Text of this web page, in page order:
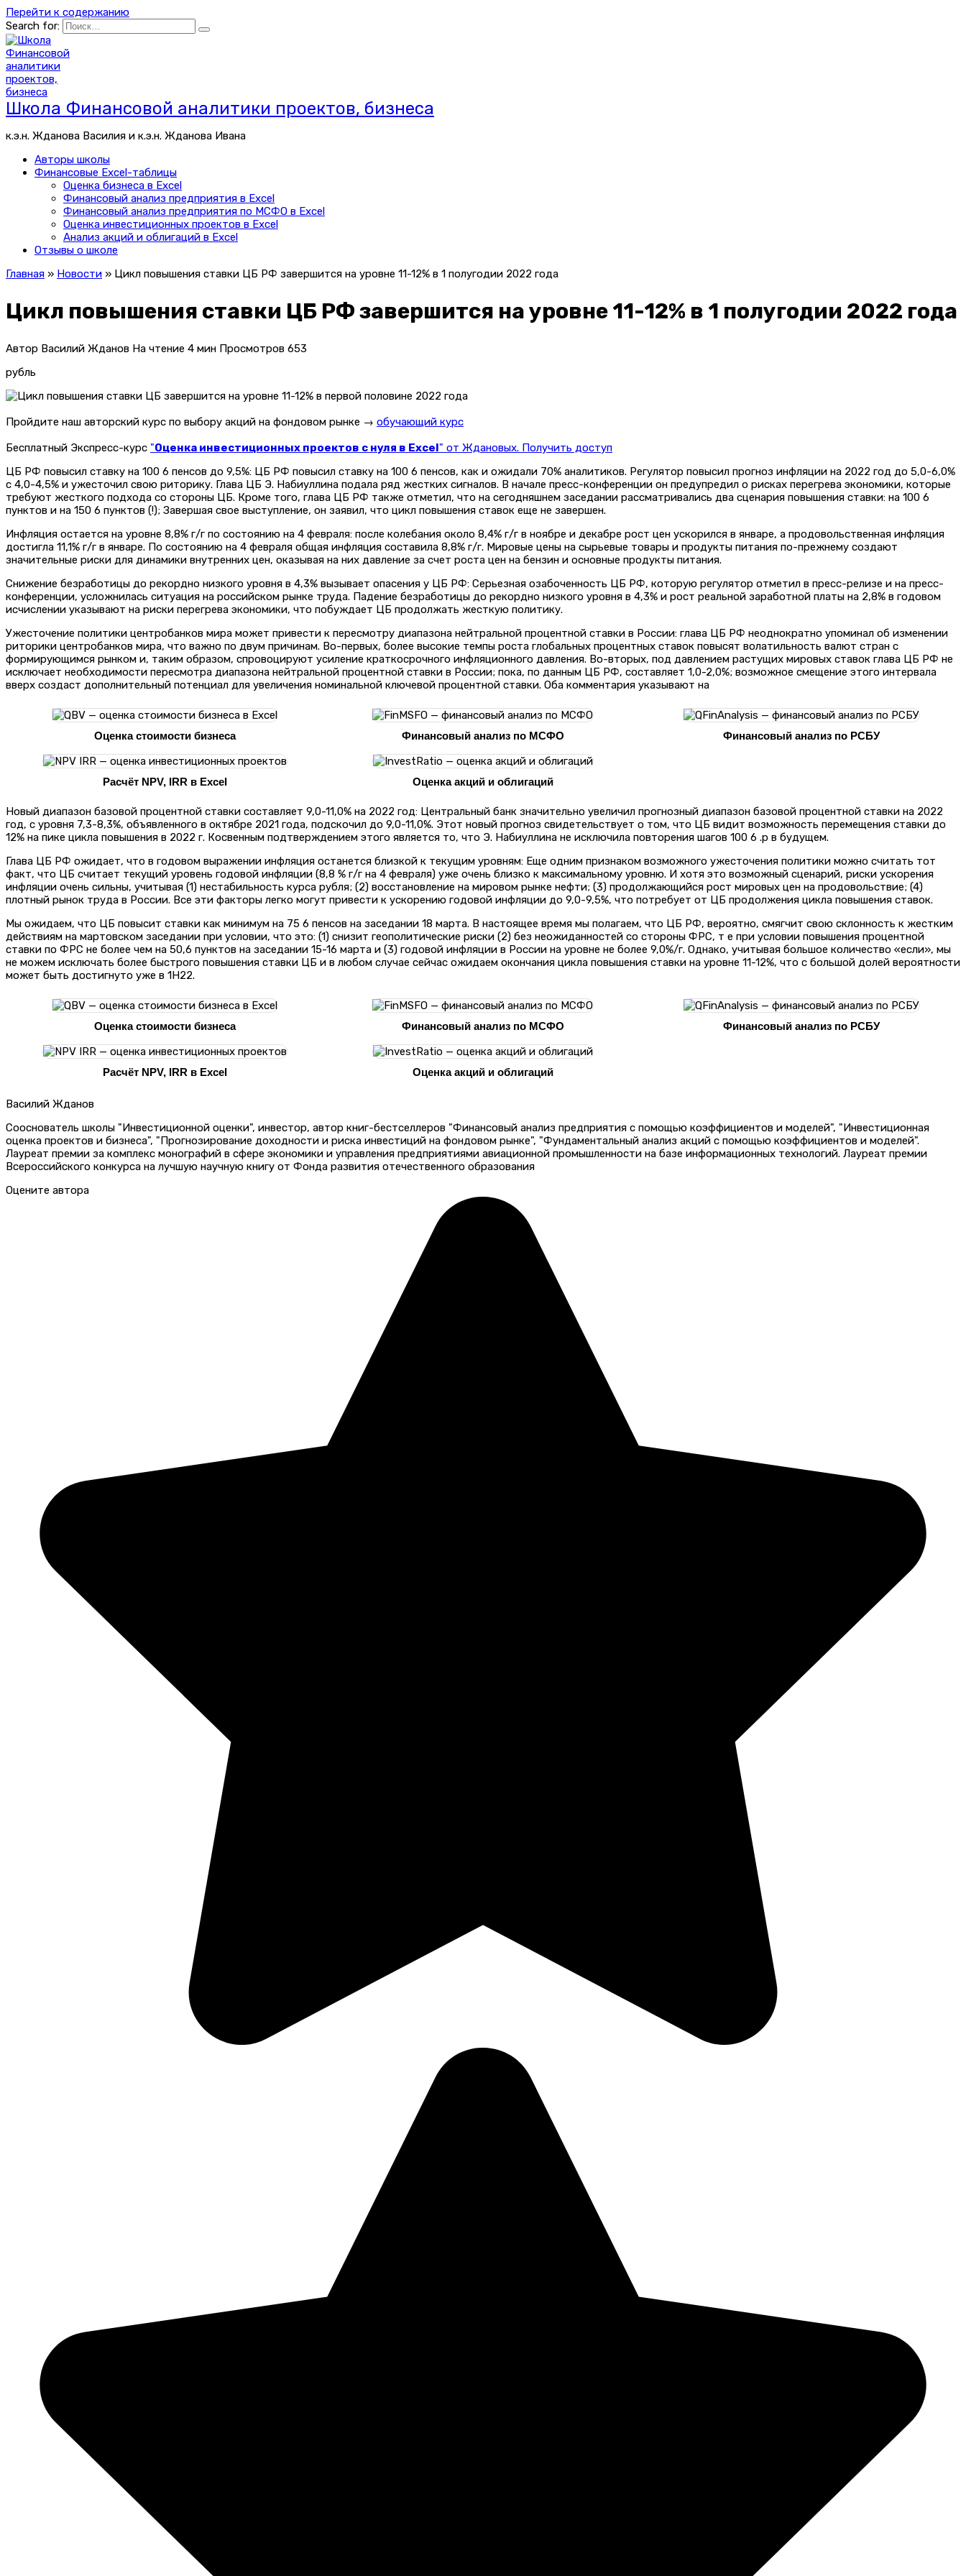
Перейти к содержанию
Search for:
Школа Финансовой аналитики проектов, бизнеса
к.э.н. Жданова Василия и к.э.н. Жданова Ивана
Авторы школы
Финансовые Excel-таблицы
Оценка бизнеса в Excel
Финансовый анализ предприятия в Excel
Финансовый анализ предприятия по МСФО в Excel
Оценка инвестиционных проектов в Excel
Анализ акций и облигаций в Excel
Отзывы о школе
Главная » Новости » Цикл повышения ставки ЦБ РФ завершится на уровне 11-12% в 1 полугодии 2022 года
Цикл повышения ставки ЦБ РФ завершится на уровне 11-12% в 1 полугодии 2022 года
Автор Василий Жданов На чтение 4 мин Просмотров 653
рубль
Пройдите наш авторский курс по выбору акций на фондовом рынке → обучающий курс
Бесплатный Экспресс-курс "Оценка инвестиционных проектов с нуля в Excel" от Ждановых. Получить доступ
ЦБ РФ повысил ставку на 100 6 пенсов до 9,5%: ЦБ РФ повысил ставку на 100 6 пенсов, как и ожидали 70% аналитиков. Регулятор повысил прогноз инфляции на 2022 год до 5,0-6,0%
с 4,0-4,5% и ужесточил свою риторику. Глава ЦБ Э. Набиуллина подала ряд жестких сигналов. В начале пресс-конференции он предупредил о рисках перегрева экономики, которые
требуют жесткого подхода со стороны ЦБ. Кроме того, глава ЦБ РФ также отметил, что на сегодняшнем заседании рассматривались два сценария повышения ставки: на 100 6
пунктов и на 150 6 пунктов (!); Завершая свое выступление, он заявил, что цикл повышения ставок еще не завершен.
Инфляция остается на уровне 8,8% г/г по состоянию на 4 февраля: после колебания около 8,4% г/г в ноябре и декабре рост цен ускорился в январе, а продовольственная инфляция
достигла 11,1% г/г в январе. По состоянию на 4 февраля общая инфляция составила 8,8% г/г. Мировые цены на сырьевые товары и продукты питания по-прежнему создают
значительные риски для динамики внутренних цен, оказывая на них давление за счет роста цен на бензин и основные продукты питания.
Снижение безработицы до рекордно низкого уровня в 4,3% вызывает опасения у ЦБ РФ: Серьезная озабоченность ЦБ РФ, которую регулятор отметил в пресс-релизе и на пресс-
конференции, усложнилась ситуация на российском рынке труда. Падение безработицы до рекордно низкого уровня в 4,3% и рост реальной заработной платы на 2,8% в годовом
исчислении указывают на риски перегрева экономики, что побуждает ЦБ продолжать жесткую политику.
Ужесточение политики центробанков мира может привести к пересмотру диапазона нейтральной процентной ставки в России: глава ЦБ РФ неоднократно упоминал об изменении
риторики центробанков мира, что важно по двум причинам. Во-первых, более высокие темпы роста глобальных процентных ставок повысят волатильность валют стран с
формирующимся рынком и, таким образом, спровоцируют усиление краткосрочного инфляционного давления. Во-вторых, под давлением растущих мировых ставок глава ЦБ РФ не
исключает необходимости пересмотра диапазона нейтральной процентной ставки в России; пока, по данным ЦБ РФ, составляет 1,0-2,0%; возможное смещение этого интервала
вверх создаст дополнительный потенциал для увеличения номинальной ключевой процентной ставки. Оба комментария указывают на
Оценка стоимости бизнеса Финансовый анализ по МСФО Финансовый анализ по РСБУ
Расчёт NPV, IRR в Excel Оценка акций и облигаций
Новый диапазон базовой процентной ставки составляет 9,0-11,0% на 2022 год: Центральный банк значительно увеличил прогнозный диапазон базовой процентной ставки на 2022
год, с уровня 7,3-8,3%, объявленного в октябре 2021 года, подскочил до 9,0-11,0%. Этот новый прогноз свидетельствует о том, что ЦБ видит возможность перемещения ставки до
12% на пике цикла повышения в 2022 г. Косвенным подтверждением этого является то, что Э. Набиуллина не исключила повторения шагов 100 6 .р в будущем.
Глава ЦБ РФ ожидает, что в годовом выражении инфляция останется близкой к текущим уровням: Еще одним признаком возможного ужесточения политики можно считать тот
факт, что ЦБ считает текущий уровень годовой инфляции (8,8 % г/г на 4 февраля) уже очень близко к максимальному уровню. И хотя это возможный сценарий, риски ускорения
инфляции очень сильны, учитывая (1) нестабильность курса рубля; (2) восстановление на мировом рынке нефти; (3) продолжающийся рост мировых цен на продовольствие; (4)
плотный рынок труда в России. Все эти факторы легко могут привести к ускорению годовой инфляции до 9,0-9,5%, что потребует от ЦБ продолжения цикла повышения ставок.
Мы ожидаем, что ЦБ повысит ставки как минимум на 75 6 пенсов на заседании 18 марта. В настоящее время мы полагаем, что ЦБ РФ, вероятно, смягчит свою склонность к жестким
действиям на мартовском заседании при условии, что это: (1) снизит геополитические риски (2) без неожиданностей со стороны ФРС, т е при условии повышения процентной
ставки по ФРС не более чем на 50,6 пунктов на заседании 15-16 марта и (3) годовой инфляции в России на уровне не более 9,0%/г. Однако, учитывая большое количество «если», мы
не можем исключать более быстрого повышения ставки ЦБ и в любом случае сейчас ожидаем окончания цикла повышения ставки на уровне 11-12%, что с большой долей вероятности
может быть достигнуто уже в 1H22.
Оценка стоимости бизнеса Финансовый анализ по МСФО Финансовый анализ по РСБУ
Расчёт NPV, IRR в Excel Оценка акций и облигаций
Василий Жданов
Сооснователь школы "Инвестиционной оценки", инвестор, автор книг-бестселлеров "Финансовый анализ предприятия с помощью коэффициентов и моделей", "Инвестиционная
оценка проектов и бизнеса", "Прогнозирование доходности и риска инвестиций на фондовом рынке", "Фундаментальный анализ акций с помощью коэффициентов и моделей".
Лауреат премии за комплекс монографий в сфере экономики и управления предприятиями авиационной промышленности на базе информационных технологий. Лауреат премии
Всероссийского конкурса на лучшую научную книгу от Фонда развития отечественного образования
Оцените автора